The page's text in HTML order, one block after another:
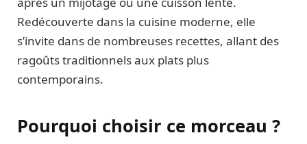
Redécouverte dans la cuisine moderne, elle
s’invite dans de nombreuses recettes, allant des
ragoûts traditionnels aux plats plus
contemporains.
Pourquoi choisir ce morceau ?